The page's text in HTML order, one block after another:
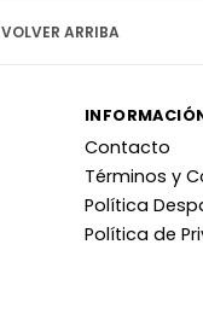
VOLVER ARRIBA
Contacto
Términos y
Política
Política de